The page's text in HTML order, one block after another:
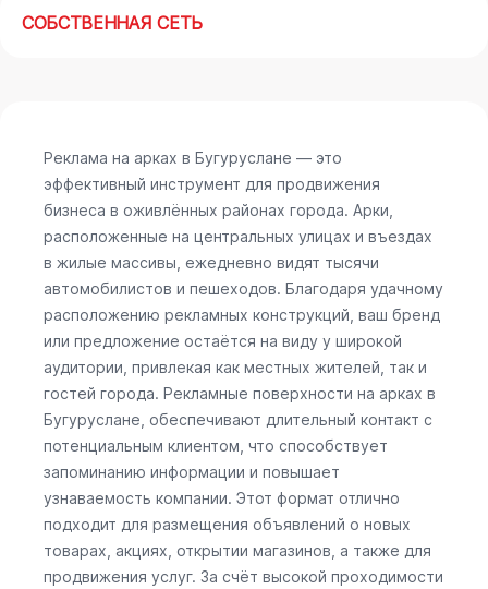
СОБСТВЕННАЯ СЕТЬ
Реклама на арках в Бугуруслане — это
эффективный инструмент для продвижения
бизнеса в оживлённых районах города. Арки,
расположенные на центральных улицах и въездах
в жилые массивы, ежедневно видят тысячи
автомобилистов и пешеходов. Благодаря удачному
расположению рекламных конструкций, ваш бренд
или предложение остаётся на виду у широкой
аудитории, привлекая как местных жителей, так и
гостей города. Рекламные поверхности на арках в
Бугуруслане, обеспечивают длительный контакт с
потенциальным клиентом, что способствует
запоминанию информации и повышает
узнаваемость компании. Этот формат отлично
подходит для размещения объявлений о новых
товарах, акциях, открытии магазинов, а также для
продвижения услуг. За счёт высокой проходимости